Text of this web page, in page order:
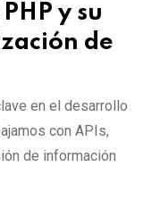
y su
de
en el desarrollo
con APIs,
de información